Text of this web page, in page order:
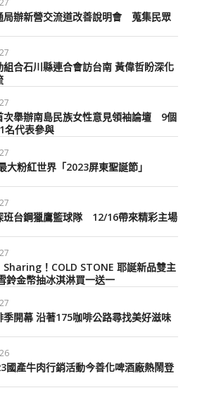
局辦新營交流道改善說明會 蒐集民眾
組合石川縣連合會訪台南 黃偉哲盼深化
次舉辦南島民族女性意見領袖論壇 9個
名代表參與
大粉紅世界「2023屏東聖誕節」
班台鋼獵鷹籃球隊 12/16帶來精彩主場
Sharing！COLD STONE 耶誕新品雙主
鈴金幣抽冰淇淋買一送一
季開幕 沿著175咖啡公路尋找美好滋味
國產牛肉行銷活動今善化啤酒廠熱鬧登